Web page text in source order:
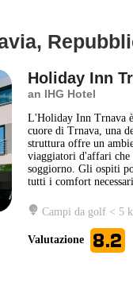
Holiday Inn
an IHG Hotel
L'Holiday Inn Trnava
cuore di Trnava, una
struttura offre un
viaggiatori d'affari
soggiorno. Gli ospiti
tutti i comfort
Campi da golf < 5
Valutazione 8.2